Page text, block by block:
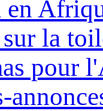
en
la
pour